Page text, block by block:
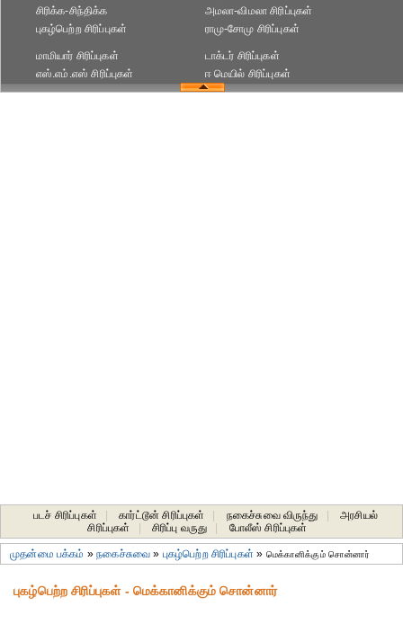
சிரிக்க-சிந்திக்க
புகழ்பெற்ற சிரிப்புகள்
அமலா-விமலா சிரிப்புகள்
ராமு-சோமு சிரிப்புகள்
மாமியார் சிரிப்புகள்
எஸ்.எம்.எஸ் சிரிப்புகள்
டாக்டர் சிரிப்புகள்
ஈ மெயில் சிரிப்புகள்
படச் சிரிப்புகள் கார்ட்டூன் சிரிப்புகள் நகைச்சுவை விருந்து
அரசியல்
சிரிப்புகள்
சிரிப்பு வருது போலீஸ் சிரிப்புகள்
முதன்மை பக்கம் »நகைச்சுவை » புகழ்பெற்ற சிரிப்புகள் » மெக்கானிக்கும் சொன்னார்
புகழ்பெற்ற சிரிப்புகள் - மெக்கானிக்கும் சொன்னார்